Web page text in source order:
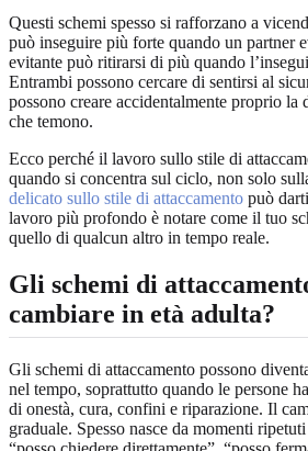
Questi schemi spesso si rafforzano a
può inseguire più forte quando un partner
evitante può ritirarsi di più quando
Entrambi possono cercare di sentirsi al
possono creare accidentalmente proprio la
che temono.
Ecco perché il lavoro sullo stile di
quando si concentra sul ciclo, non solo
delicato sullo stile di attaccamento può
lavoro più profondo è notare come il tuo
quello di qualcun altro in tempo reale.
Gli schemi di
cambiare in età adulta?
Gli schemi di attaccamento possono
nel tempo, soprattutto quando le persone
di onestà, cura, confini e riparazione. Il
graduale. Spesso nasce da momenti